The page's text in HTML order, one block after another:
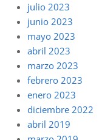
julio 2023
junio 2023
mayo 2023
abril 2023
marzo 2023
febrero 2023
enero 2023
diciembre 2022
abril 2019